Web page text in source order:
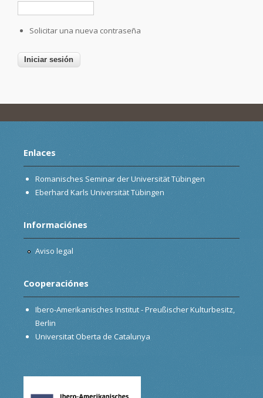
Solicitar una nueva contraseña
Enlaces
Romanisches Seminar der Universität Tübingen
Eberhard Karls Universität Tübingen
Informaciónes
Aviso legal
Cooperaciónes
Ibero-Amerikanisches Institut - Preußischer Kulturbesitz,
Berlin
Universitat Oberta de Catalunya